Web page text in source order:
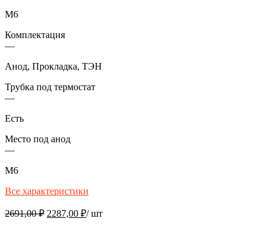
М6
Комплектация
—
Анод, Прокладка, ТЭН
Трубка под термостат
—
Есть
Место под анод
—
М6
Все характеристики
2691,00₽ Первоначальная
2287,00 ₽Текущая
/ шт